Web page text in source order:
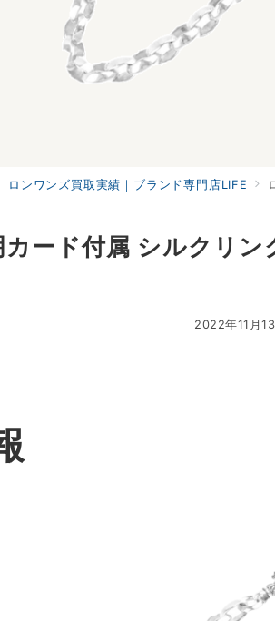
ロンワンズ買取実績｜ブランド専門店LIFE
ード付属 シルクリン
2022年11月13